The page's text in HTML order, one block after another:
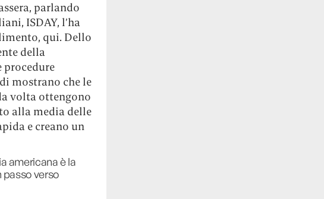
parlando
ISDAY, l’ha
qui. Dello
della
procedure
mostrano che le
volta ottengono
alla media delle
e creano un
americana è la
verso